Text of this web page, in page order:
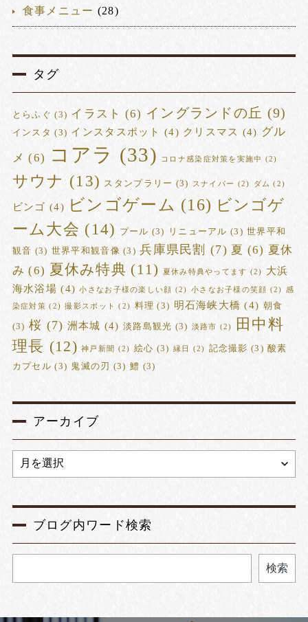
食事メニュー (28)
タグ
とらふぐ (3) イラスト (6) イングランドの丘 (9)
インスタ (3) インスタスポット (4) クリスマス (4) グル
メ (6) コアラ (33) コロナ感染症対策を実施中 (2)
サウナ (13) スタンプラリー (3) スナイパー (2) ダム (2)
ビンゴ (4) ビンゴゲーム (16) ビンゴゲ
ーム大会 (14) プール (3) リニューアル (3) 世界平和
観音 (3) 世界平和観音像 (3) 兵庫県民割 (7) 夏 (6) 夏休
み (6) 夏休み特典 (11) 夏休み特典やってます (2)
大浜
海水浴場 (4) 小さなお子様の楽しい顔 (2) 小さなお子様の笑顔 (2) 感
染症対策 (2) 撮影スポット (2) 料理 (3) 明石海峡大橋 (4) 朝食
(3) 桜 (7) 洲本城 (4) 淡路島観光 (3) 淡路市 (2)
田中料
理長 (12) 神戸新聞 (2) 絵心 (3) 縁日 (2) 記念撮影 (3) 酸素
カプセル (3) 鬼滅の刃 (3) 鱧 (3)
アーカイブ
ブログ内ワード検索
検索